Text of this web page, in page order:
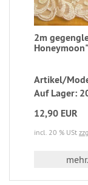
2m
Artikel/
Auf Lager:
12,90 EUR
incl. 20 % USt